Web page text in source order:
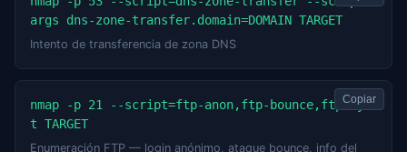
args dns-zone-transfer.domain=DOMAIN TARGET
Intento de transferencia de zona DNS
nmap -p 21 --script=ftp-anon,ftp-bounce,ftp-sys
t TARGET
Enumeración FTP — login anónimo, ataque bounce, info del
Copiar